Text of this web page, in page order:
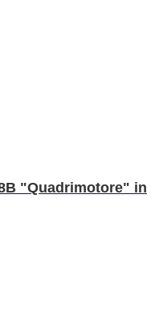
"Quadrimotore" in